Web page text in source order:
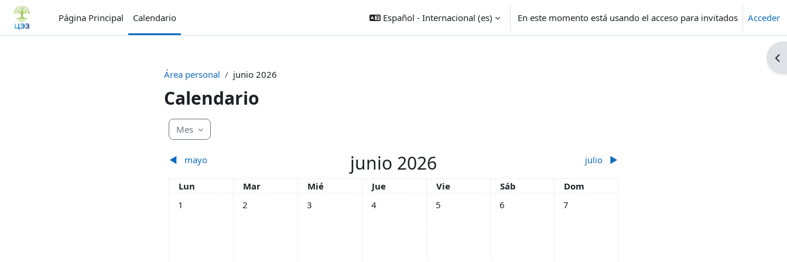
Salta al contenido principal
Página Principal
Calendario Español - Internacional ‎(es)‎ En este momento está usando el acceso para invitados Acceder
Área personal
junio 2026
Calendario
Mes
◀︎ mayo junio 2026 julio ▶︎
Lunes
Lun Martes
Mar Miércoles
Mié Jueves
Jue Viernes
Vie Sábado
Sáb Domingo
Dom
Sin eventos, lunes, 1 junio
1 Sin eventos, martes, 2 junio
2 Sin eventos, miércoles, 3 junio
3 Sin eventos, jueves, 4 junio
4 Sin eventos, viernes, 5 junio
5 Sin eventos, sábado, 6 junio
6 Sin eventos, domingo, 7 junio
7